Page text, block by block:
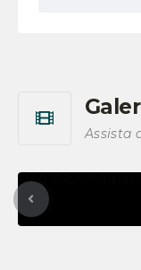
Assista